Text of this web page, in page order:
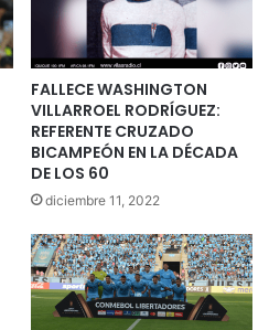
FALLECE WASHINGTON
VILLARROEL RODRÍGUEZ:
REFERENTE CRUZADO
BICAMPEÓN EN LA DÉCADA
DE LOS 60
diciembre 11, 2022